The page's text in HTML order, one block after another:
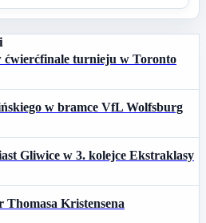
ćwierćfinale turnieju w Toronto
w bramce VfL Wolfsburg
Gliwice w 3. kolejce Ekstraklasy
Thomasa Kristensena